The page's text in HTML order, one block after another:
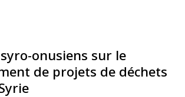
onusiens sur le
de projets de déchets